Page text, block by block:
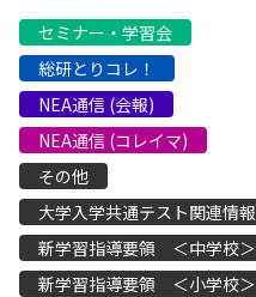
セミナー・学習会
総研とりコレ！
NEA通信 (会報)
NEA通信 (コレイマ)
その他
大学入学共通テスト関連情報
新学習指導要領 ＜中学校＞
新学習指導要領 ＜小学校＞